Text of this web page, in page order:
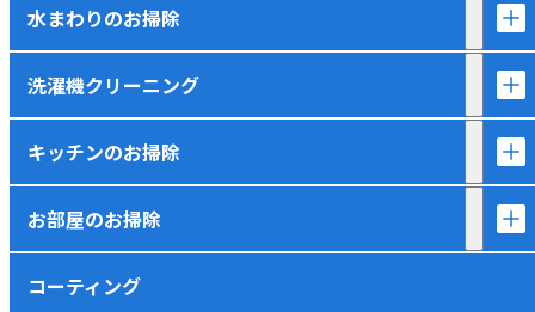
水まわりのお掃除
洗濯機クリーニング
キッチンのお掃除
お部屋のお掃除
コーティング